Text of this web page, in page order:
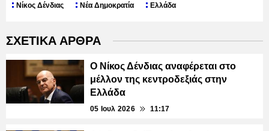
Νίκος Δένδιας Νέα Δημοκρατία Ελλάδα
ΣΧΕΤΙΚΑ ΑΡΘΡΑ
Ο Νίκος Δένδιας αναφέρεται στο
μέλλον της κεντροδεξιάς στην
Ελλάδα
05 Ιουλ 2026 11:17